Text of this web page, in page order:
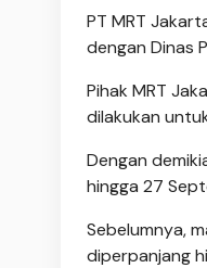
PT MRT
dengan Dinas
Pihak MRT
dilakukan
Dengan
hingga 27
Sebelumnya,
diperpanjang